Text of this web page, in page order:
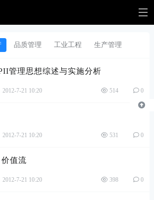
品质管理 工业工程 生产管理
管理思想综述与实施分析
2012-7-21 10:20 514 0
2012-7-21 10:20 531 0
值流
2012-7-21 10:20 398 0